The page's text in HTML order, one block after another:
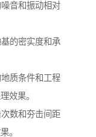
音和振动相对
的密实度和承
质条件和工程
效果。
数和夯击间距
。